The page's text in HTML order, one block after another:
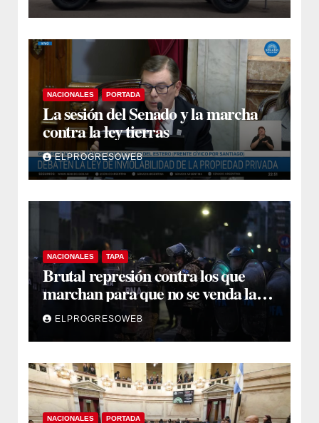
NACIONALES PORTADA
La sesión del Senado y la marcha
contra la ley tierras
ELPROGRESOWEB
NACIONALES TAPA
Brutal represión contra los que
marchan para que no se venda la
patria
ELPROGRESOWEB
NACIONALES PORTADA